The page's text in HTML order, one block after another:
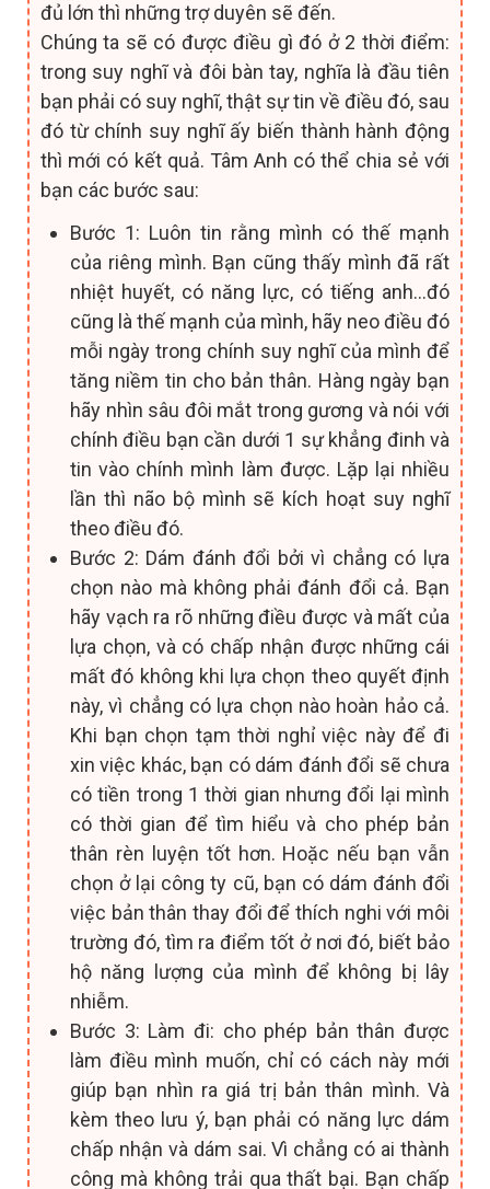
đủ lớn thì những trợ duyên sẽ đến.
Chúng ta sẽ có được điều gì đó ở 2 thời điểm:
trong suy nghĩ và đôi bàn tay, nghĩa là đầu tiên
bạn phải có suy nghĩ, thật sự tin về điều đó, sau
đó từ chính suy nghĩ ấy biến thành hành động
thì mới có kết quả. Tâm Anh có thể chia sẻ với
bạn các bước sau:
Bước 1: Luôn tin rằng mình có thế mạnh
của riêng mình. Bạn cũng thấy mình đã rất
nhiệt huyết, có năng lực, có tiếng anh…đó
cũng là thế mạnh của mình, hãy neo điều đó
mỗi ngày trong chính suy nghĩ của mình để
tăng niềm tin cho bản thân. Hàng ngày bạn
hãy nhìn sâu đôi mắt trong gương và nói với
chính điều bạn cần dưới 1 sự khẳng đinh và
tin vào chính mình làm được. Lặp lại nhiều
lần thì não bộ mình sẽ kích hoạt suy nghĩ
theo điều đó.
Bước 2: Dám đánh đổi bởi vì chẳng có lựa
chọn nào mà không phải đánh đổi cả. Bạn
hãy vạch ra rõ những điều được và mất của
lựa chọn, và có chấp nhận được những cái
mất đó không khi lựa chọn theo quyết định
này, vì chẳng có lựa chọn nào hoàn hảo cả.
Khi bạn chọn tạm thời nghỉ việc này để đi
xin việc khác, bạn có dám đánh đổi sẽ chưa
có tiền trong 1 thời gian nhưng đổi lại mình
có thời gian để tìm hiểu và cho phép bản
thân rèn luyện tốt hơn. Hoặc nếu bạn vẫn
chọn ở lại công ty cũ, bạn có dám đánh đổi
việc bản thân thay đổi để thích nghi với môi
trường đó, tìm ra điểm tốt ở nơi đó, biết bảo
hộ năng lượng của mình để không bị lây
nhiễm.
Bước 3: Làm đi: cho phép bản thân được
làm điều mình muốn, chỉ có cách này mới
giúp bạn nhìn ra giá trị bản thân mình. Và
kèm theo lưu ý, bạn phải có năng lực dám
chấp nhận và dám sai. Vì chẳng có ai thành
công mà không trải qua thất bại. Bạn chấp